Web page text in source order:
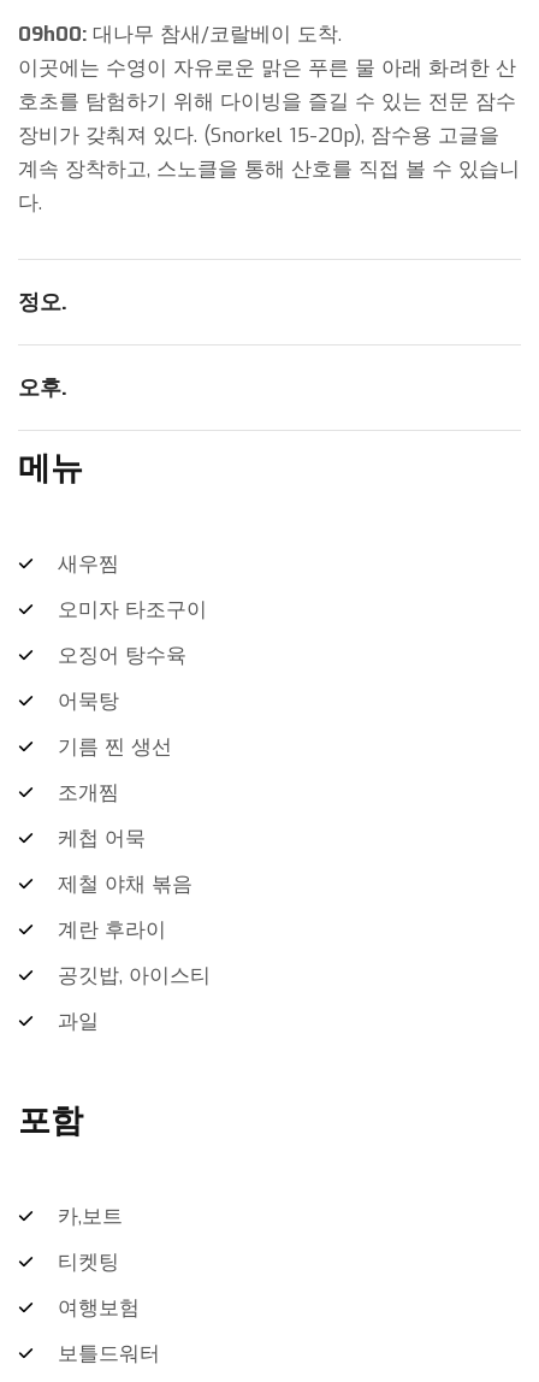
09h00: 대나무 참새/코랄베이 도착.
이곳에는 수영이 자유로운 맑은 푸른 물 아래 화려한 산
호초를 탐험하기 위해 다이빙을 즐길 수 있는 전문 잠수
장비가 갖춰져 있다. (Snorkel 15-20p), 잠수용 고글을
계속 장착하고, 스노클을 통해 산호를 직접 볼 수 있습니
다.
정오.
오후.
메뉴
새우찜
오미자 타조구이
오징어 탕수육
어묵탕
기름 찐 생선
조개찜
케첩 어묵
제철 야채 볶음
계란 후라이
공깃밥, 아이스티
과일
포함
카,보트
티켓팅
여행보험
보틀드워터